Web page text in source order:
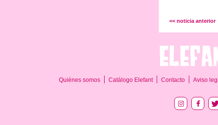
<< noticia anterior
Quiénes somos Catálogo Elefant Contacto Aviso